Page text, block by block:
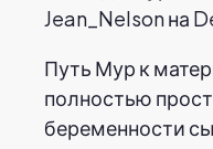
Jean_Nelson на
Путь Мур к
полностью
беременности